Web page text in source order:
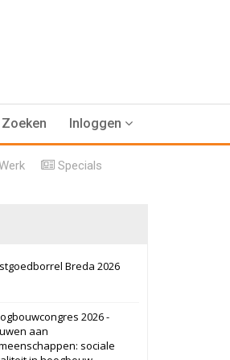
Zoeken Inloggen
Specials
Breda 2026
2026 -
aan
sociale
Voormalig
politiebureau
Transformatieobject